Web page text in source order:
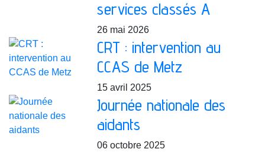
services classés A
26 mai 2026
CRT : intervention au
CCAS de Metz
15 avril 2025
Journée nationale des
aidants
06 octobre 2025